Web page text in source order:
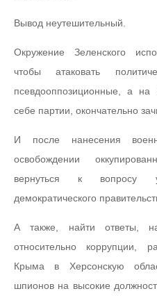
Вывод неутешительный.
Окружение Зеленского
чтобы атаковать
псевдооппозиционные, а
себе партии, окончательно
И после нанесения
освобождении
вернуться к вопросу
демократического
А также, найти ответы,
относительно коррупции,
Крыма в Херсонскую
шпионов на высокие